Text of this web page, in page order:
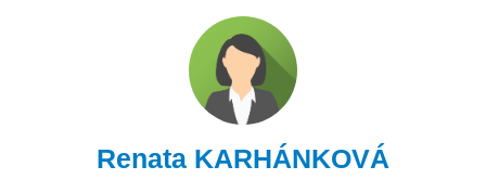
Renata KARHÁNKOVÁ